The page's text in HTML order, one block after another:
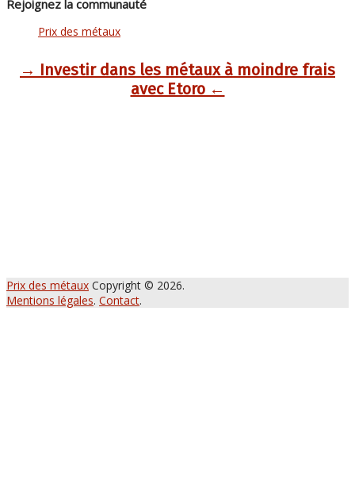
Rejoignez la communauté
Prix des métaux
→ Investir dans les métaux à moindre frais
avec Etoro ←
Prix des métaux Copyright © 2026.
Mentions légales. Contact.